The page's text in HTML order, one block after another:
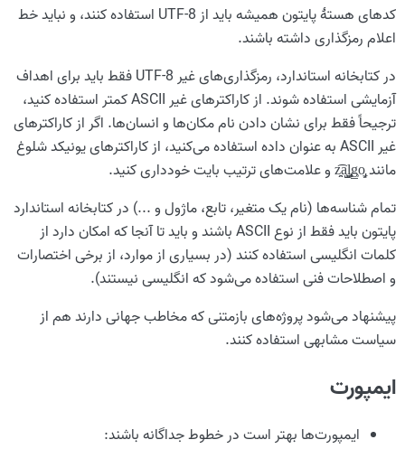
کدهای هستهٔ پایتون همیشه باید از UTF-8 استفاده کنند، و نباید خط
اعلام رمزگذاری داشته باشند.
در کتابخانه استاندارد، رمزگذاری‌های غیر UTF-8 فقط باید برای اهداف
آزمایشی استفاده شوند. از کاراکترهای غیر ASCII کمتر استفاده کنید،
ترجیحاً فقط برای نشان دادن نام مکان‌ها و انسان‌ها. اگر از کاراکترهای
غیر ASCII به عنوان داده استفاده می‌کنید، از کاراکترهای یونیکد شلوغ
مانند z̯̯͡a̧͎̺l̡͓̫g̹̲o̡̼̘ و علامت‌های ترتیب بایت خودداری کنید.
تمام شناسه‌ها (نام یک متغیر، تابع، ماژول و ...) در کتابخانه استاندارد
پایتون باید فقط از نوع ASCII باشند و باید تا آنجا که امکان دارد از
کلمات انگلیسی استفاده کنند (در بسیاری از موارد، از برخی اختصارات
و اصطلاحات فنی استفاده می‌شود که انگلیسی نیستند).
پیشنهاد می‌شود پروژه‌های بازمتنی که مخاطب جهانی دارند هم از
سیاست مشابهی استفاده کنند.
ایمپورت
ایمپورت‌ها بهتر است در خطوط جداگانه باشند: